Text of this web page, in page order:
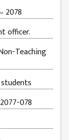
2078
officer.
Teaching
078